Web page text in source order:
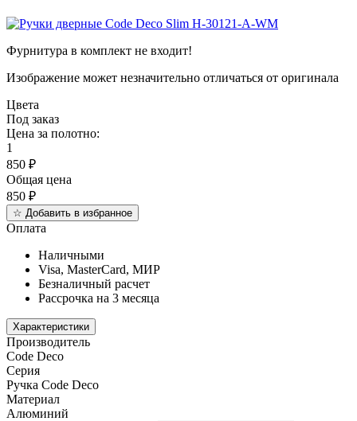
Фурнитура в комплект не входит!
Изображение может незначительно отличаться от оригинала
Цвета
Под заказ
Цена за полотно:
1
850 ₽
Общая цена
850 ₽
☆ Добавить в избранное
Оплата
Наличными
Visa, MasterCard, МИР
Безналичный расчет
Рассрочка на 3 месяца
Характеристики
Производитель
Code Deco
Серия
Ручка Code Deco
Материал
Алюминий